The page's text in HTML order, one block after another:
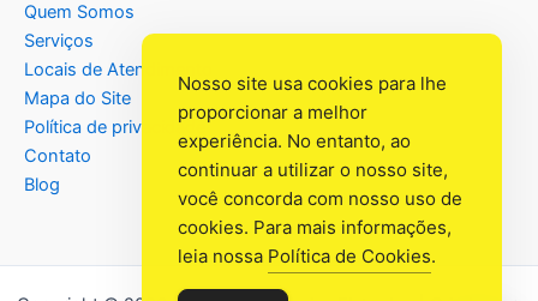
Quem Somos
Serviços
Locais de Atendimento
Mapa do Site
Política de privacidade
Contato
Blog
Nosso site usa cookies para lhe
proporcionar a melhor
experiência. No entanto, ao
continuar a utilizar o nosso site,
você concorda com nosso uso de
cookies. Para mais informações,
leia nossa Política de Cookies.